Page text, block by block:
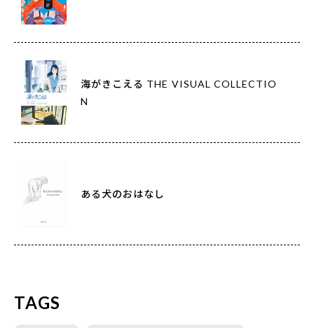
海がきこえる THE VISUAL COLLECTIO
N
ある犬のおはなし
TAGS